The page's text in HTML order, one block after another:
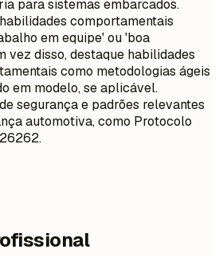
para sistemas embarcados.
comportamentais
em equipe' ou 'boa
vez disso, destaque habilidades
como metodologias ágeis
em modelo, se aplicável.
segurança e padrões relevantes
automotiva, como Protocolo
26262.